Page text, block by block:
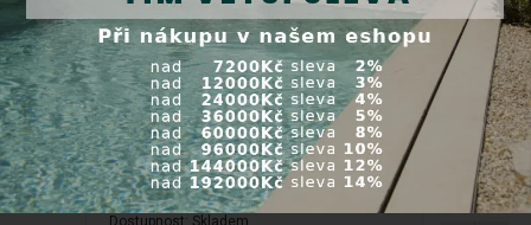
K tomuto produktu můžete potřebovat
PVC-U trubka 75 mm, d=75 mm, tloušťka
stěny 3,6 mm, metráž
Dostupnost: Skladem